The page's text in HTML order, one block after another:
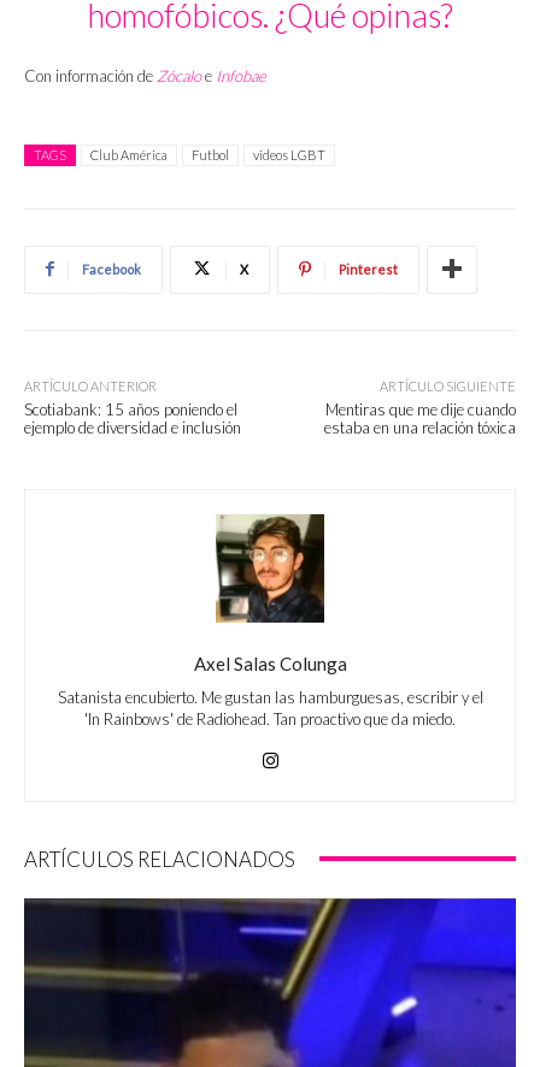
homofóbicos. ¿Qué opinas?
Con información de Zócaloe Infobae
TAGS Club América Futbol videos LGBT
Facebook X Pinterest
ARTÍCULO ANTERIOR
Scotiabank: 15 años poniendo el
ejemplo de diversidad e inclusión
ARTÍCULO SIGUIENTE
Mentiras que me dije cuando
estaba en una relación tóxica
Axel Salas Colunga
Satanista encubierto. Me gustan las hamburguesas, escribir y el
'In Rainbows' de Radiohead. Tan proactivo que da miedo.
ARTÍCULOS RELACIONADOS